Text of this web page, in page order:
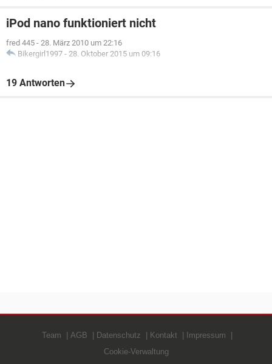
iPod nano funktioniert nicht
fred 445 - 28. März 2010 um 22:16
Bikergirl1997 - 28. Oktober 2015 um 09:16
19 Antworten
Team AGB Datenschutz Kontakt
Impressum
Cookie-Verwaltung